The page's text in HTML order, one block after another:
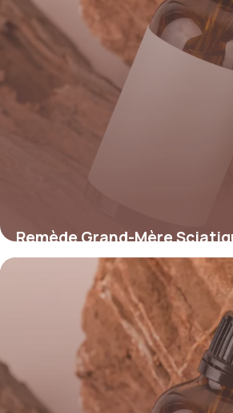
Remède Grand-Mère